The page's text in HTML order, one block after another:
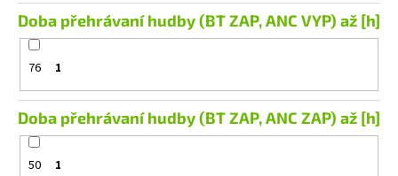
Doba přehrávaní hudby (BT ZAP, ANC VYP) až [h]
76 1
Doba přehrávaní hudby (BT ZAP, ANC ZAP) až [h]
50 1